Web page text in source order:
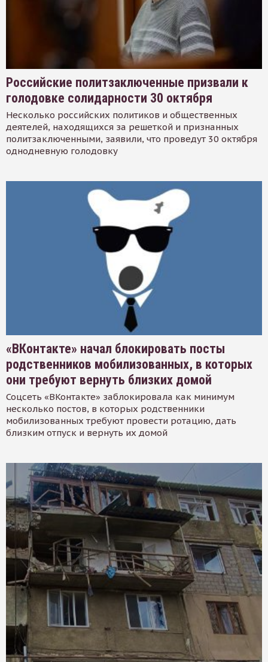
Российские политзаключенные призвали к
голодовке солидарности 30 октября
Несколько российских политиков и общественных
деятелей, находящихся за решеткой и признанных
политзаключенными, заявили, что проведут 30 октября
однодневную голодовку
«ВКонтакте» начал блокировать посты
родственников мобилизованных, в которых
они требуют вернуть близких домой
Соцсеть «ВКонтакте» заблокировала как минимум
несколько постов, в которых родственники
мобилизованных требуют провести ротацию, дать
близким отпуск и вернуть их домой